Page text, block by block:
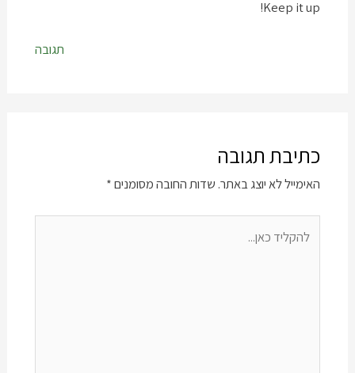
Keep it up!
תגובה
כתיבת תגובה
האימייל לא יוצג באתר. שדות החובה מסומנים*